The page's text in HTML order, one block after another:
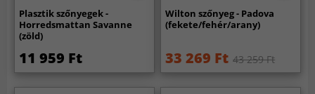
Plasztik szőnyegek -
Horredsmattan Savanne
(zöld)
11 959 Ft
Wilton szőnyeg - Padova
(fekete/fehér/arany)
33 269 Ft 43 259 Ft